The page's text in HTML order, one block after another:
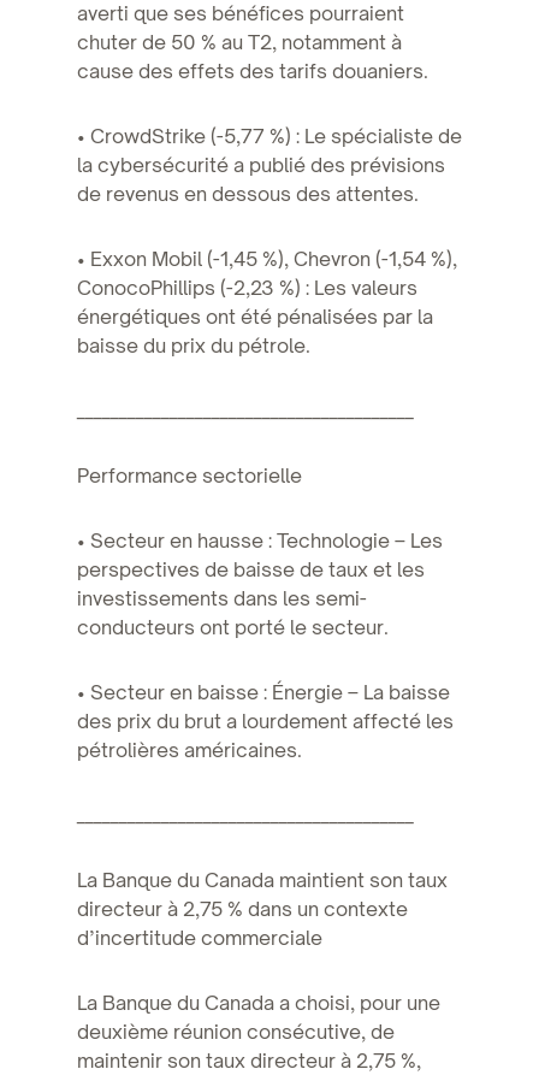
averti que ses bénéfices pourraient
chuter de 50 % au T2, notamment à
cause des effets des tarifs douaniers.
• CrowdStrike (-5,77 %) : Le spécialiste de
la cybersécurité a publié des prévisions
de revenus en dessous des attentes.
• Exxon Mobil (-1,45 %), Chevron (-1,54 %),
ConocoPhillips (-2,23 %) : Les valeurs
énergétiques ont été pénalisées par la
baisse du prix du pétrole.
Performance sectorielle
• Secteur en hausse : Technologie – Les
perspectives de baisse de taux et les
investissements dans les semi-
conducteurs ont porté le secteur.
• Secteur en baisse : Énergie – La baisse
des prix du brut a lourdement affecté les
pétrolières américaines.
La Banque du Canada maintient son taux
directeur à 2,75 % dans un contexte
d’incertitude commerciale
La Banque du Canada a choisi, pour une
deuxième réunion consécutive, de
maintenir son taux directeur à 2,75 %,